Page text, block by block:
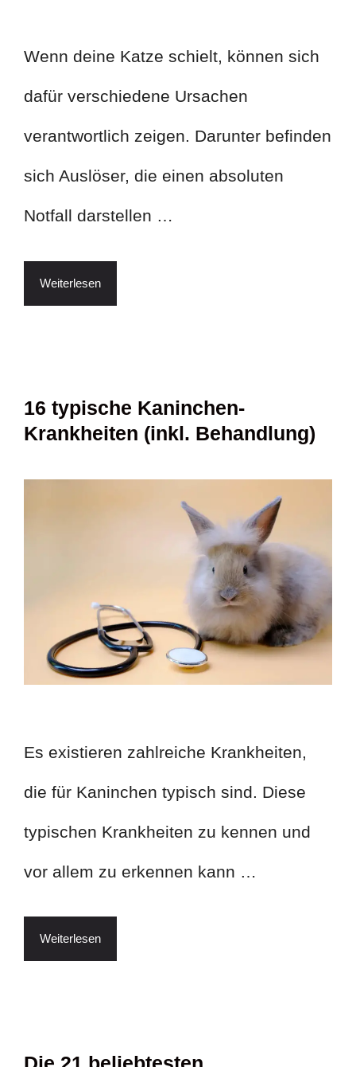
Wenn deine Katze schielt, können sich
dafür verschiedene Ursachen
verantwortlich zeigen. Darunter befinden
sich Auslöser, die einen absoluten
Notfall darstellen …
Weiterlesen
16 typische Kaninchen-
Krankheiten (inkl. Behandlung)
Es existieren zahlreiche Krankheiten,
die für Kaninchen typisch sind. Diese
typischen Krankheiten zu kennen und
vor allem zu erkennen kann …
Weiterlesen